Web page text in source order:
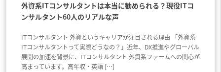
外資系ITコンサルタントは本当に勧められる？現役ITコ
ンサルタント60人のリアルな声
ITコンサルタント 外資というキャリアが注目される理由 「外資系
ITコンサルタントって実際どうなの？」近年、DX推進やグローバル
展開の加速を背景に、ITコンサルタント 外資系ファームへの関心が
高まっています。高年収・英語 […]